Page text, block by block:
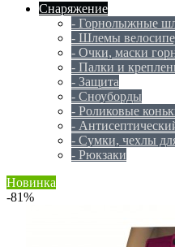
Снаряжение
- Горнолыжные
- Шлемы
- Очки, маски
- Палки и
- Защита
- Сноуборды
- Роликовые
-
- Сумки, чехлы
- Рюкзаки
Новинка
-81%